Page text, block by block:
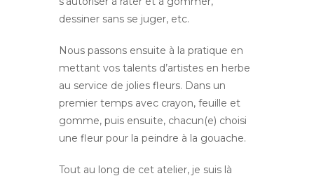
dessiner sans se juger, etc.
Nous passons ensuite à la pratique en
mettant vos talents d’artistes en herbe
au service de jolies fleurs. Dans un
premier temps avec crayon, feuille et
gomme, puis ensuite, chacun(e) choisi
une fleur pour la peindre à la gouache.
Tout au long de cet atelier, je suis là